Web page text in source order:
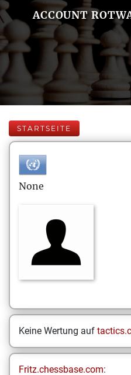
ACCOUNT
STARTSEITE
None
Keine Wertung auf
Fritz.chessbase.com: